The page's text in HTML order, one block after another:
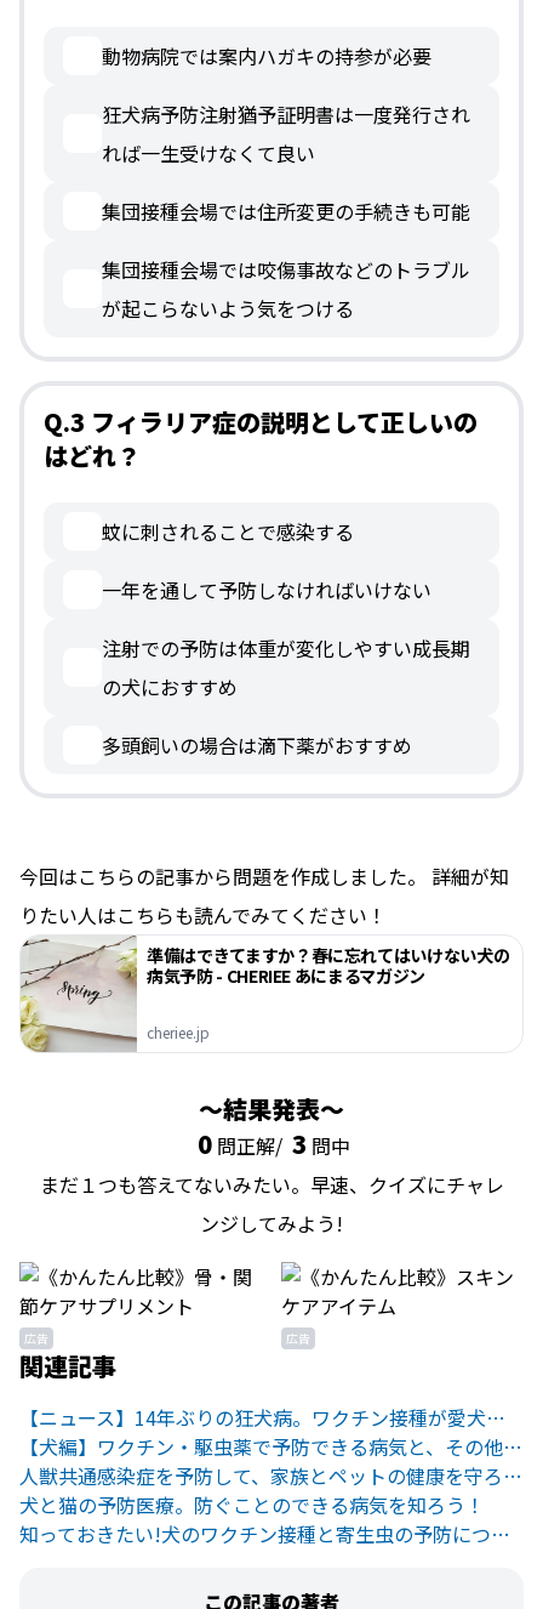
動物病院では案内ハガキの持参が必要
狂犬病予防注射猶予証明書は一度発行され
れば一生受けなくて良い
集団接種会場では住所変更の手続きも可能
集団接種会場では咬傷事故などのトラブル
が起こらないよう気をつける
Q.3 フィラリア症の説明として正しいの
はどれ？
蚊に刺されることで感染する
一年を通して予防しなければいけない
注射での予防は体重が変化しやすい成長期
の犬におすすめ
多頭飼いの場合は滴下薬がおすすめ
今回はこちらの記事から問題を作成しました。 詳細が知
りたい人はこちらも読んでみてください！
準備はできてますか？春に忘れてはいけない犬の
病気予防 - CHERIEE あにまるマガジン
cheriee.jp
結果発表
0 問正解/ 3 問中
まだ１つも答えてないみたい。早速、クイズにチャレ
ンジしてみよう!
広告 広告
関連記事
【ニュース】14年ぶりの狂犬病。ワクチン接種が愛犬と日本を守る
【犬編】ワクチン・駆虫薬で予防できる病気と、その他の病気の予防法
人獣共通感染症を予防して、家族とペットの健康を守ろう！
犬と猫の予防医療。防ぐことのできる病気を知ろう！
知っておきたい!犬のワクチン接種と寄生虫の予防について。
この記事の著者